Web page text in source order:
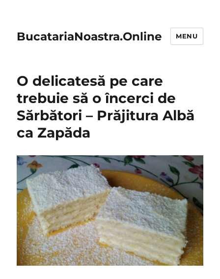
BucatariaNoastra.Online MENU
O delicatesă pe care
trebuie să o încerci de
Sărbători – Prăjitura Albă
ca Zapăda